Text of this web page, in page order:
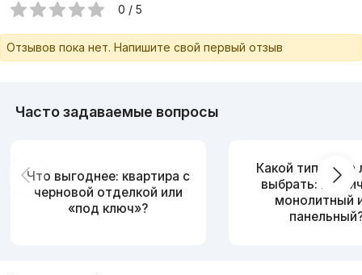
0 / 5
Отзывов пока нет. Напишите свой первый отзыв
Часто задаваемые вопросы
Что выгоднее: квартира с
черновой отделкой или
«под ключ»?
Какой тип дома
выбрать:
монолитный